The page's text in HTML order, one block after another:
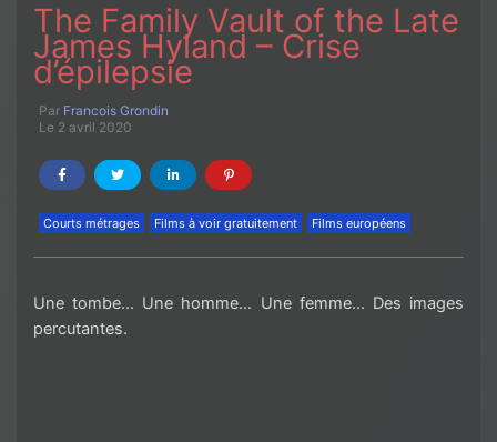
The Family Vault of the Late
James Hyland – Crise
d’épilepsie
Par Francois Grondin
Le 2 avril 2020
Courts métrages Films à voir gratuitement Films européens
Une tombe… Une homme… Une femme… Des images
percutantes.